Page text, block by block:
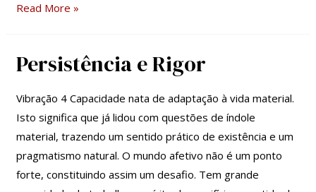
Read More »
Persistência e Rigor
Vibração 4 Capacidade nata de adaptação à vida material.
Isto significa que já lidou com questões de índole
material, trazendo um sentido prático de existência e um
pragmatismo natural. O mundo afetivo não é um ponto
forte, constituindo assim um desafio. Tem grande
Persistência
Rigor